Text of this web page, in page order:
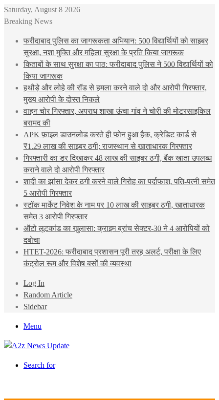
Saturday, August 8 2026
Breaking News
फरीदाबाद पुलिस का जागरूकता अभियान: 500 विद्यार्थियों को साइबर
सुरक्षा, नशा मुक्ति और महिला सुरक्षा के प्रति किया जागरूक
किताबों के साथ सुरक्षा का पाठ: फरीदाबाद पुलिस ने 500 विद्यार्थियों को
किया जागरूक
हथौड़े और लोहे की रॉड से हमला करने वाले दो और आरोपी गिरफ्तार,
मुख्य आरोपी के दोस्त निकले
वाहन चोर गिरफ्तार, अपराध शाखा ऊंचा गांव ने चोरी की मोटरसाइकिल
बरामद की
APK फ़ाइल डाउनलोड करते ही फोन हुआ हैक, क्रेडिट कार्ड से
₹1.29 लाख की साइबर ठगी; राजस्थान से खाताधारक गिरफ्तार
गिरफ्तारी का डर दिखाकर 48 लाख की साइबर ठगी, बैंक खाता उपलब्ध
कराने वाले दो आरोपी गिरफ्तार
शादी का झांसा देकर ठगी करने वाले गिरोह का पर्दाफाश, पति-पत्नी समेत
5 आरोपी गिरफ्तार
स्टॉक मार्केट निवेश के नाम पर 10 लाख की साइबर ठगी, खाताधारक
समेत 3 आरोपी गिरफ्तार
ऑटो लूटकांड का खुलासा: क्राइम ब्रांच सेक्टर-30 ने 4 आरोपियों को
दबोचा
HTET-2026: फरीदाबाद प्रशासन पूरी तरह अलर्ट, परीक्षा के लिए
कंट्रोल रूम और विशेष बसों की व्यवस्था
Log In
Random Article
Sidebar
Menu
Search for